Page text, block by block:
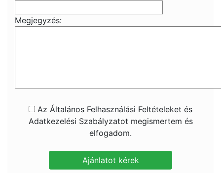
Megjegyzés:
Az Általános Felhasználási Feltételeket és
Adatkezelési Szabályzatot megismertem és
elfogadom.